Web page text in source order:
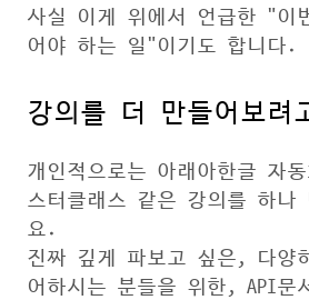
사실 이게 위에서 언급한 "이
어야 하는 일"이기도 합니다.
강의를 더 만들어보려
개인적으로는 아래아한글 자
스터클래스 같은 강의를 하나
요.
진짜 깊게 파보고 싶은, 다양
어하시는 분들을 위한, API문